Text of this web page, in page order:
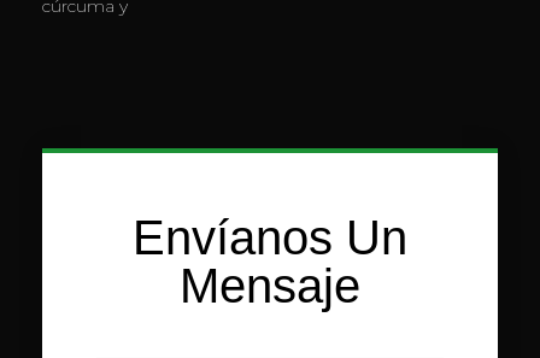
cúrcuma y
Envíanos Un
Mensaje